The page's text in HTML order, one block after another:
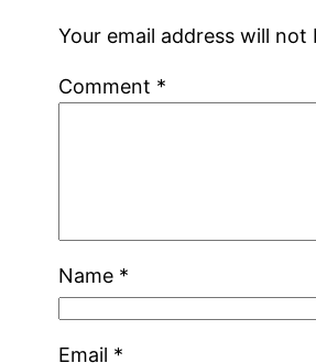
Your email address will not
Comment *
Name *
Email *